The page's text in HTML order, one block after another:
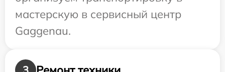
мастерскую в сервисный центр
Gaggenau.